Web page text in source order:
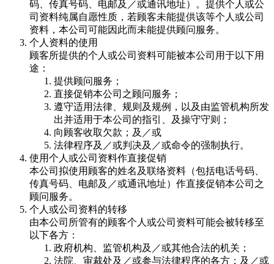
码、传真号码、电邮及／或通讯地址）。提供个人或公
司资料纯属自愿性质，若顾客未能提供该等个人或公司
资料，本公司可能因此而未能提供顾问服务。
个人资料的使用
顾客所提供的个人或公司资料可能被本公司用于以下用
途：
提供顾问服务；
直接促销本公司之顾问服务；
遵守适用法律、规则及规例，以及由监管机构所发
出并适用于本公司的指引、及操守守则；
向顾客收取欠款；及／或
法律程序及／或判决及／或命令的强制执行。
使用个人或公司资料作直接促销
本公司拟使用顾客的姓名及联络资料（包括电话号码、
传真号码、电邮及／或通讯地址）作直接促销本公司之
顾问服务。
个人或公司资料的转移
由本公司所管有的顾客个人或公司资料可能会被转移至
以下各方：
政府机构、监管机构及／或其他合法的机关；
法院、审裁处及／或参与法律程序的各方；及／或